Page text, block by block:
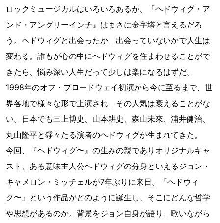
ロックミュージカルはいろいろあるが、『ヘドウィグ・ア
ンド・アングリーインチ』はまさに金字塔と言えるだろ
う。ヘドウィグと出会ったか、出会っていないかで人生は
変わる。誰もが心の中にヘドウィグを住まわせることがで
きたら、悩み深い人生だって少しは楽になるはずだ。
1998年のオフ・ブロードウェイ初演から今に至るまで、世
界各地で様々な形で上演され、その人気は衰えることがな
い。日本でも三上博史、山本耕史、森山未來、浦井健治、
丸山隆平と錚々たる演者のヘドウィグが生まれてきた。
今回、『ヘドウィグ〜』の生みの親でありオリジナルキャ
スト、ある意味主人公ヘドウィグの分身といえるジョン・
キャメロン・ミッチェルが7年ぶりに来日。『ヘドウィ
グ〜』という作品がどのように誕生し、そこにどんな哲学
や思想があるのか。背景をジョン自身が語り、歌いながら